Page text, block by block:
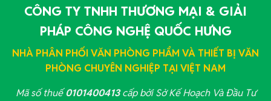
CÔNG TY TNHH THƯƠNG MẠI & GIẢI
PHÁP CÔNG NGHỆ QUỐC HƯNG
NHÀ PHÂN PHỐI VĂN PHÒNG PHẨM VÀ THIẾT BỊ VĂN
PHÒNG CHUYÊN NGHIỆP TẠI VIỆT NAM
Mã số thuế0101400413cấp bởi Sở Kế Hoạch Và Đầu Tư